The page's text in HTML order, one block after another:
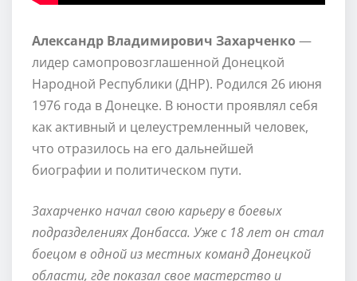
Александр Владимирович Захарченко —
лидер самопровозглашенной Донецкой
Народной Республики (ДНР). Родился 26 июня
1976 года в Донецке. В юности проявлял себя
как активный и целеустремленный человек,
что отразилось на его дальнейшей
биографии и политическом пути.
Захарченко начал свою карьеру в боевых
подразделениях Донбасса. Уже с 18 лет он стал
боецом в одной из местных команд Донецкой
области, где показал свое мастерство и